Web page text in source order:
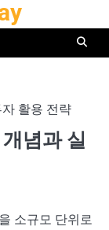
활용 전략
념과 실
소규모 단위로